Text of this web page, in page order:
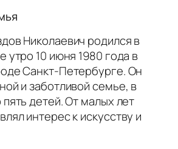
Николаевич родился в
утро 10 июня 1980 года в
Санкт-Петербурге. Он
и заботливой семье, в
детей. От малых лет
интерес к искусству и